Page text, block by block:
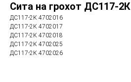
Сита на грохот ДС117-2К
ДС117-2К 4702016
ДС117-2К 4702017
ДС117-2К 4702018
ДС117-2К 4702025
ДС117-2К 4702026